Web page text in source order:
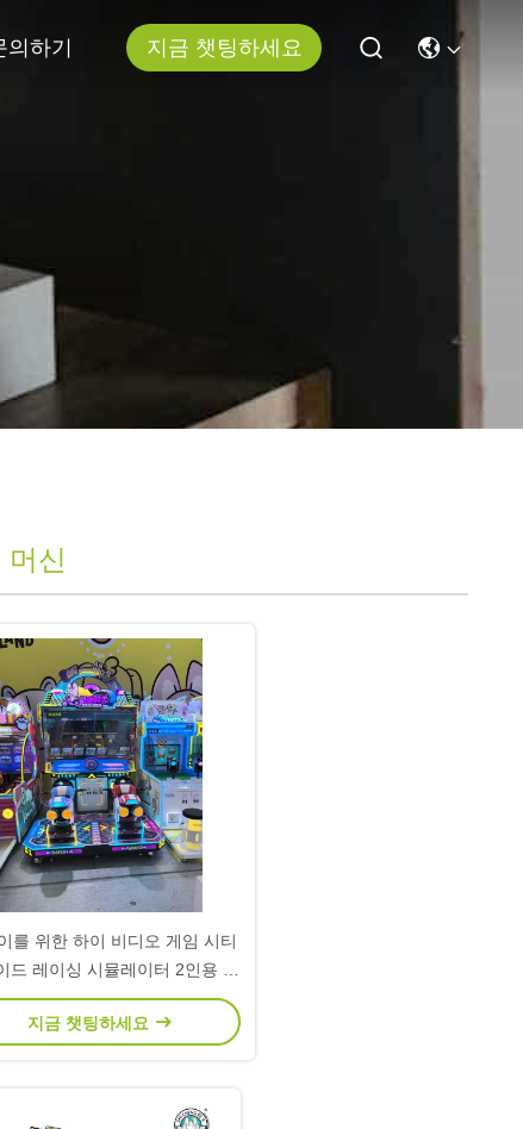
의하기 지금 챗팅하세요
신
를 위한 하이 비디오 게임 시티
드 레이싱 시뮬레이터 2인용 자
동판매기
지금 챗팅하세요